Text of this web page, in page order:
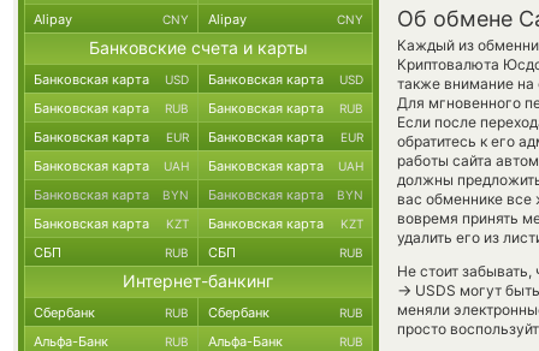
Об обмене
Каждый из
Криптовалюта
также внимание на
Для мгновенного
Если после
обратитесь к его
работы сайта
должны
вас обменнике
вовремя принять
удалить его из
Не стоит
→ USDS могут
меняли
просто
Alipay CNY Alipay CNY
Банковские счета и карты
Банковская карта USD Банковская карта USD
Банковская карта RUB Банковская карта RUB
Банковская карта EUR Банковская карта EUR
Банковская карта UAH Банковская карта UAH
Банковская карта BYN Банковская карта BYN
Банковская карта KZT Банковская карта KZT
СБП RUB СБП RUB
Интернет-банкинг
Сбербанк RUB Сбербанк RUB
Альфа-Банк RUB Альфа-Банк RUB